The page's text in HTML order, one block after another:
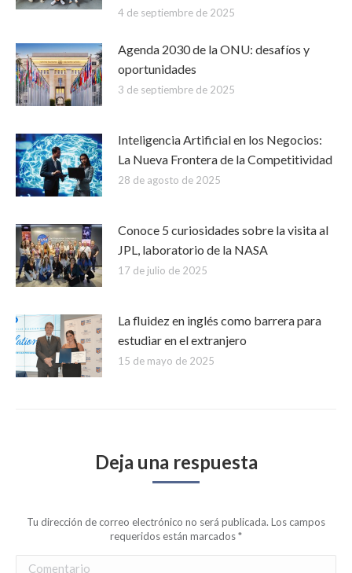
4 de septiembre de 2025
Agenda 2030 de la ONU: desafíos y
oportunidades
3 de septiembre de 2025
Inteligencia Artificial en los Negocios:
La Nueva Frontera de la Competitividad
28 de agosto de 2025
Conoce 5 curiosidades sobre la visita al
JPL, laboratorio de la NASA
17 de julio de 2025
La fluidez en inglés como barrera para
estudiar en el extranjero
15 de mayo de 2025
Deja una respuesta
Tu dirección de correo electrónico no será publicada. Los campos
requeridos están marcados*
Comentario